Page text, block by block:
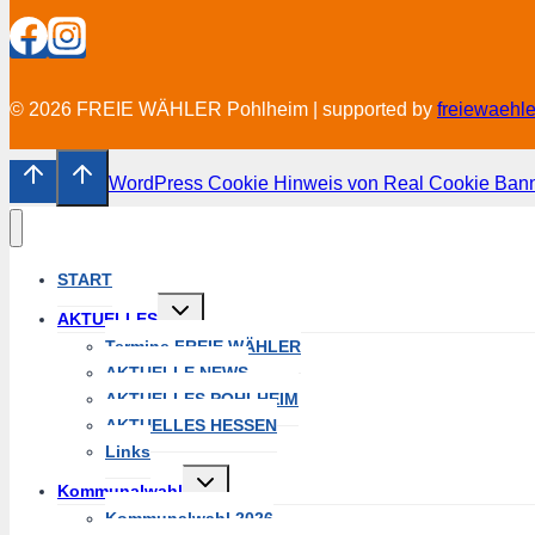
© 2026 FREIE WÄHLER Pohlheim | supported by
WordPress Cookie Hinweis von Real Cookie
START
AKTUELLES
Untermenü
umschalten
Termine FREIE WÄHLER
AKTUELLE NEWS
AKTUELLES POHLHEIM
AKTUELLES HESSEN
Links
Kommunalwahl
Untermenü
umschalten
Kommunalwahl 2026